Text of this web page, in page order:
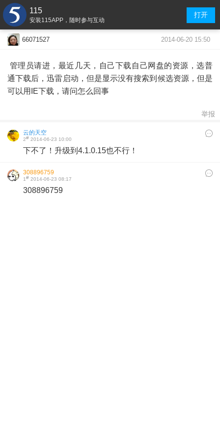
115
安装115APP，随时参与互动
打开
66071527 2014-06-20 15:50
管理员请进，最近几天，自己下载自己网盘的资源，选普
通下载后，迅雷启动，但是显示没有搜索到候选资源，但是
可以用IE下载，请问怎么回事
举报
云的天空
2# 2014-06-23 10:00
下不了！升级到4.1.0.15也不行！
308896759
1# 2014-06-23 08:17
308896759